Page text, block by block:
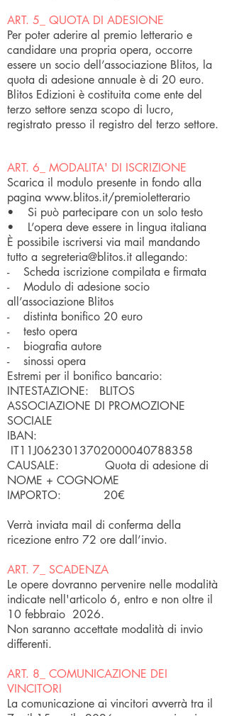
ART. 5_ QUOTA DI ADESIONE
Per poter aderire al premio letterario e
candidare una propria opera, occorre
essere un socio dell’associazione Blitos, la
quota di adesione annuale è di 20 euro.
Blitos Edizioni è costituita come ente del
terzo settore senza scopo di lucro,
registrato presso il registro del terzo settore.
ART. 6_ MODALITA' DI ISCRIZIONE
Scarica il modulo presente in fondo alla
pagina www.blitos.it/premioletterario
• Si può partecipare con un solo testo
• L’opera deve essere in lingua italiana
È possibile iscriversi via mail mandando
tutto a segreteria@blitos.it allegando:
- Scheda iscrizione compilata e firmata
- Modulo di adesione socio
all’associazione Blitos
- distinta bonifico 20 euro
- testo opera
- biografia autore
- sinossi opera
Estremi per il bonifico bancario:
INTESTAZIONE: BLITOS
ASSOCIAZIONE DI PROMOZIONE
SOCIALE
IBAN:
IT11J0623013702000040788358
CAUSALE: Quota di adesione di
NOME + COGNOME
IMPORTO: 20€
Verrà inviata mail di conferma della
ricezione entro 72 ore dall’invio.
ART. 7_ SCADENZA
Le opere dovranno pervenire nelle modalità
indicate nell'articolo 6, entro e non oltre il
10 febbraio 2026.
Non saranno accettate modalità di invio
differenti.
ART. 8_ COMUNICAZIONE DEI
VINCITORI
La comunicazione ai vincitori avverrà tra il